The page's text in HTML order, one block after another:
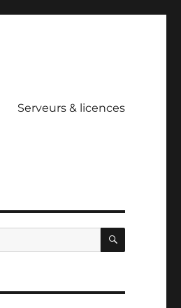
Serveurs & licences
SEARCH